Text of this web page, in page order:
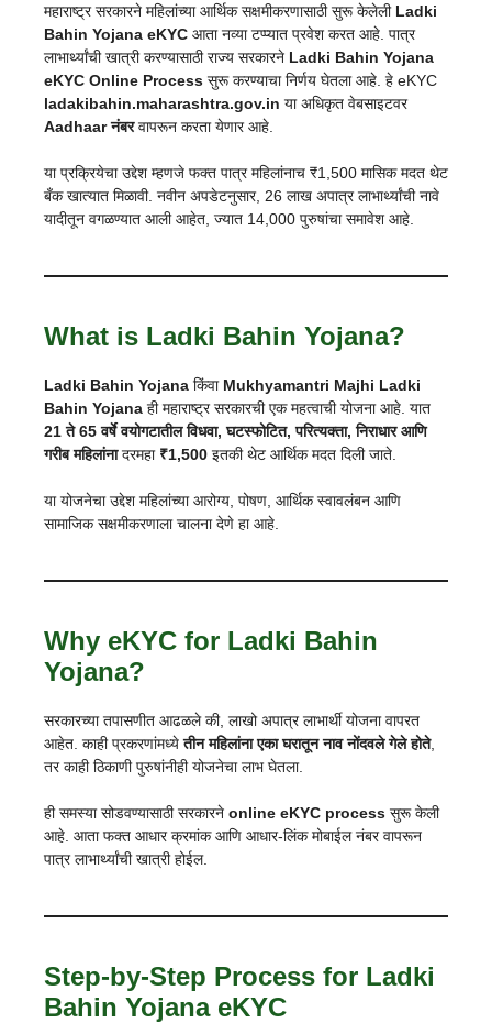
महाराष्ट्र सरकारने महिलांच्या आर्थिक सक्षमीकरणासाठी सुरू केलेली Ladki
Bahin Yojana eKYC आता नव्या टप्प्यात प्रवेश करत आहे. पात्र
लाभार्थ्यांची खात्री करण्यासाठी राज्य सरकारने Ladki Bahin Yojana
eKYC Online Process सुरू करण्याचा निर्णय घेतला आहे. हे eKYC
ladakibahin.maharashtra.gov.in या अधिकृत वेबसाइटवर
Aadhaar नंबरवापरून करता येणार आहे.
या प्रक्रियेचा उद्देश म्हणजे फक्त पात्र महिलांनाच ₹1,500 मासिक मदत थेट
बँक खात्यात मिळावी. नवीन अपडेटनुसार, 26 लाख अपात्र लाभार्थ्यांची नावे
यादीतून वगळण्यात आली आहेत, ज्यात 14,000 पुरुषांचा समावेश आहे.
What is Ladki Bahin Yojana?
Ladki Bahin Yojana किंवा Mukhyamantri Majhi Ladki
Bahin Yojana ही महाराष्ट्र सरकारची एक महत्वाची योजना आहे. यात
21 ते 65 वर्षे वयोगटातील विधवा, घटस्फोटित, परित्यक्ता, निराधार आणि
गरीब महिलांनादरमहा ₹1,500 इतकी थेट आर्थिक मदत दिली जाते.
या योजनेचा उद्देश महिलांच्या आरोग्य, पोषण, आर्थिक स्वावलंबन आणि
सामाजिक सक्षमीकरणाला चालना देणे हा आहे.
Why eKYC for Ladki Bahin
Yojana?
सरकारच्या तपासणीत आढळले की, लाखो अपात्र लाभार्थी योजना वापरत
आहेत. काही प्रकरणांमध्येतीन महिलांना एका घरातून नाव नोंदवले गेले होते,
तर काही ठिकाणी पुरुषांनीही योजनेचा लाभ घेतला.
ही समस्या सोडवण्यासाठी सरकारने online eKYC process सुरू केली
आहे. आता फक्त आधार क्रमांक आणि आधार-लिंक मोबाईल नंबर वापरून
पात्र लाभार्थ्यांची खात्री होईल.
Step-by-Step Process for Ladki
Bahin Yojana eKYC